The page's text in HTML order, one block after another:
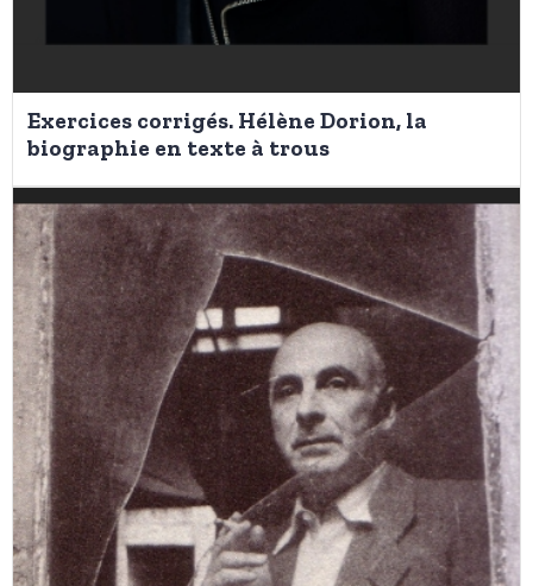
Exercices corrigés. Hélène Dorion, la
biographie en texte à trous